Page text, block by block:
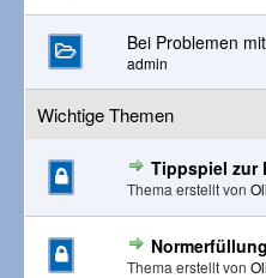
Bei Problemen
admin
Wichtige Themen
Tippspiel zur
Thema erstellt von
Thema erstellt von